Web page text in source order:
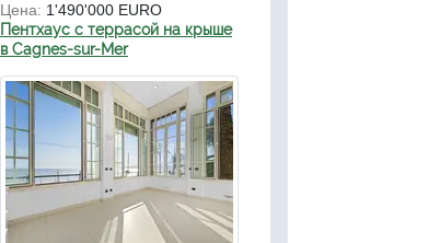
Цена: 1'490'000 EURO
Пентхаус с террасой на крыше
в Cagnes-sur-Mer